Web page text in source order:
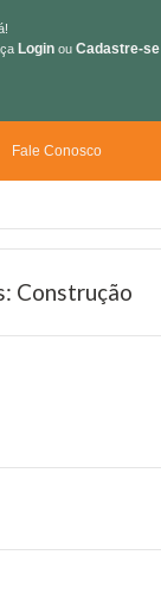
Login ou Cadastre-se
Fale Conosco
Construção